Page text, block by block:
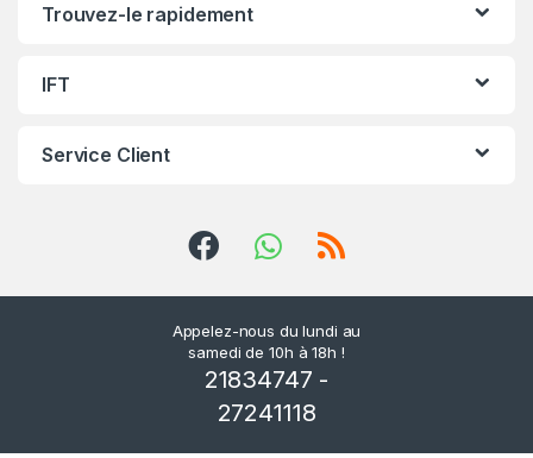
Trouvez-le rapidement
IFT
Service Client
Appelez-nous du lundi au
samedi de 10h à 18h !
21834747 -
27241118